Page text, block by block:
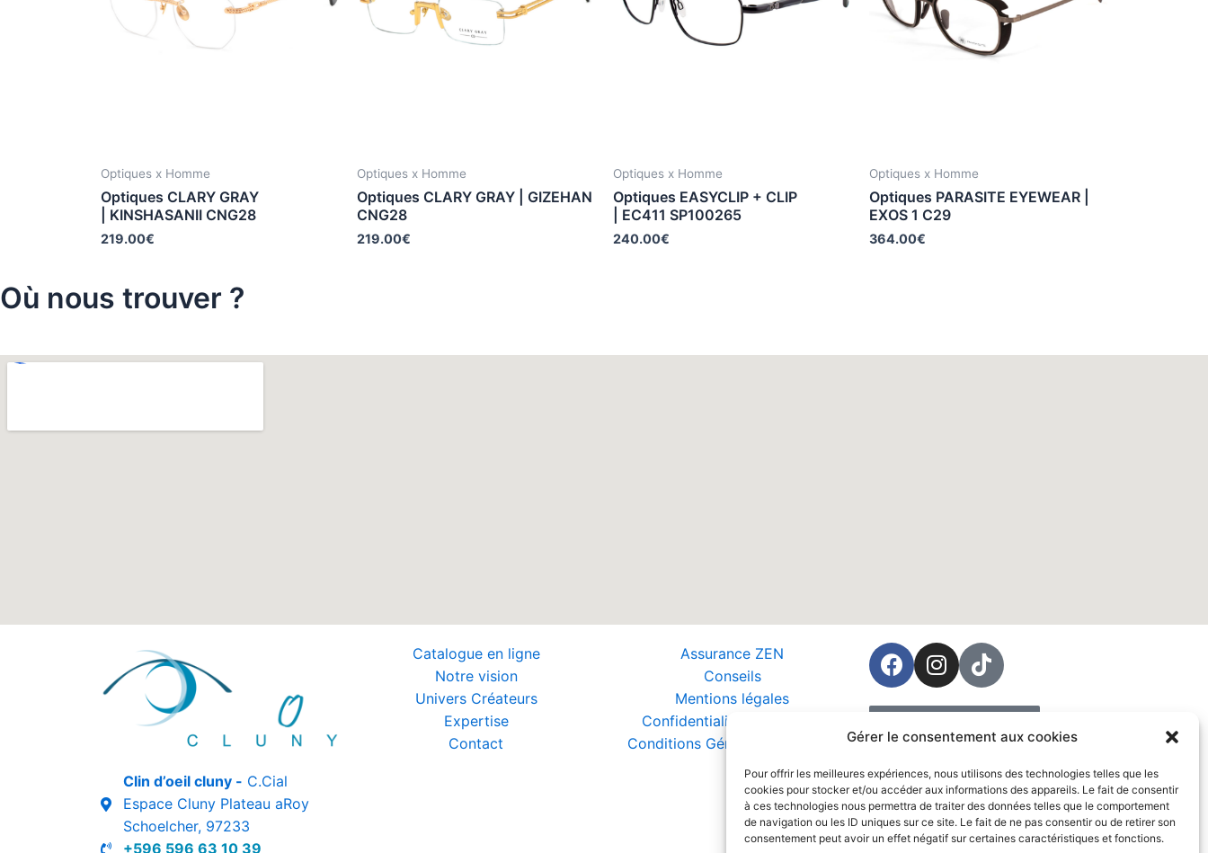
Gérer le consentement aux cookies
Pour offrir les meilleures expériences, nous utilisons des technologies telles que les
cookies pour stocker et/ou accéder aux informations des appareils. Le fait de consentir
à ces technologies nous permettra de traiter des données telles que le comportement
de navigation ou les ID uniques sur ce site. Le fait de ne pas consentir ou de retirer son
consentement peut avoir un effet négatif sur certaines caractéristiques et fonctions.
Optiques x Homme
Optiques CLARY GRAY
| KINSHASANII CNG28
219.00€
Optiques x Homme
Optiques CLARY GRAY | GIZEHAN
CNG28
219.00€
Optiques x Homme
Optiques EASYCLIP + CLIP
| EC411 SP100265
240.00€
Optiques x Homme
Optiques PARASITE EYEWEAR |
EXOS 1 C29
364.00€
Où nous trouver ?
Clin d’oeil cluny - C.Cial
Espace Cluny Plateau aRoy
Schoelcher, 97233
+596 596 63 10 39
Catalogue en ligne
Notre vision
Univers Créateurs
Expertise
Contact
Assurance ZEN
Conseils
Mentions légales
Confidentialité et Données
Conditions Générales de Vente